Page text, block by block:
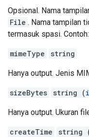
Opsional. Nama
File . Nama tampilan
termasuk spasi.
mimeType string
Hanya output. Jenis
sizeBytes string (
Hanya output. Ukuran
createTime string